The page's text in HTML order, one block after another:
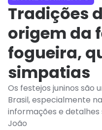
Tradições
origem da
fogueira,
simpatias
Os festejos juninos são
Brasil, especialmente
informações e detalhes
João